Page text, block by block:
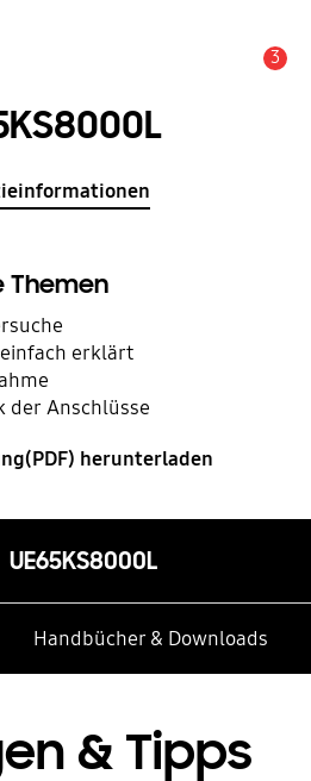
3
Themen
erklärt
der Anschlüsse
herunterladen
UE65KS8000L
Handbücher & Downloads
& Tipps